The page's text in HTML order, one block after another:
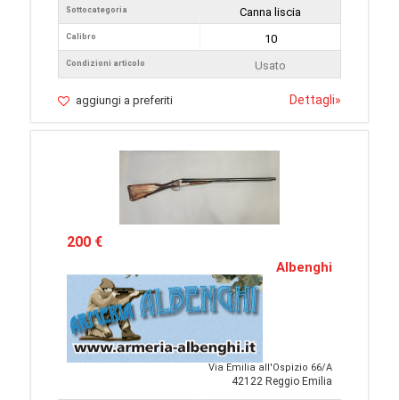
Sottocategoria
Calibro
Condizioni articolo
Canna liscia
10
Usato
aggiungi a preferiti Dettagli»
200 €
Albenghi
Via Emilia all'Ospizio 66/A
42122 Reggio Emilia